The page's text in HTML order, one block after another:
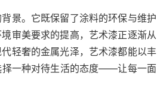
景。它既保留了涂料的环保与维护
审美要求的提高，艺术漆正逐渐从
轻奢的金属光泽，艺术漆都能以丰
择一种对待生活的态度——让每一面